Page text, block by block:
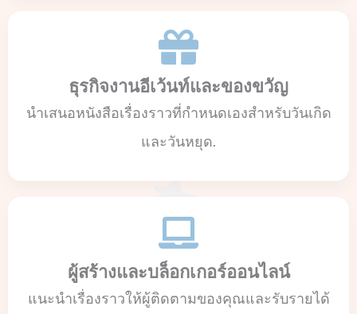
ธุรกิจงานอีเว้นท์และของขวัญ
นำเสนอหนังสือเรื่องราวที่กำหนดเองสำหรับวันเกิด
และวันหยุด.
ผู้สร้างและบล็อกเกอร์ออนไลน์
แนะนำเรื่องราวให้ผู้ติดตามของคุณและรับรายได้